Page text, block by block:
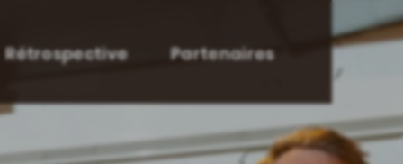
Rétrospective Partenaires